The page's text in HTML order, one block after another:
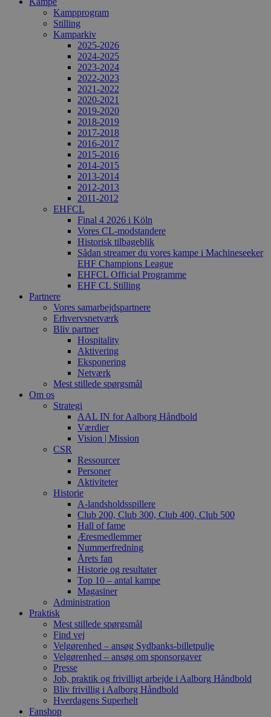
Kampprogram
Stilling
Kamparkiv
2025-2026
2024-2025
2023-2024
2022-2023
2021-2022
2020-2021
2019-2020
2018-2019
2017-2018
2016-2017
2015-2016
2014-2015
2013-2014
2012-2013
2011-2012
EHFCL
Final 4 2026 i Köln
Vores CL-modstandere
Historisk tilbageblik
Sådan streamer du vores kampe i Machineseeker
EHF Champions League
EHFCL Official Programme
EHF CL Stilling
Partnere
Vores samarbejdspartnere
Erhvervsnetværk
Bliv partner
Hospitality
Aktivering
Eksponering
Netværk
Mest stillede spørgsmål
Om os
Strategi
AAL IN for Aalborg Håndbold
Værdier
Vision | Mission
CSR
Ressourcer
Personer
Aktiviteter
Historie
A-landsholdsspillere
Club 200, Club 300, Club 400, Club 500
Hall of fame
Æresmedlemmer
Nummerfredning
Årets fan
Historie og resultater
Top 10 – antal kampe
Magasiner
Administration
Praktisk
Mest stillede spørgsmål
Find vej
Velgørenhed – ansøg Sydbanks-billetpulje
Velgørenhed – ansøg om sponsorgaver
Presse
Job, praktik og frivilligt arbejde i Aalborg Håndbold
Bliv frivillig i Aalborg Håndbold
Hverdagens Superhelt
Fanshop